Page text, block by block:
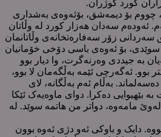
کورد کوژران.
چووم بۆ دیمەشق، بۆئەوەی بەشداری
ئەودەم سەدان هەزار کورد لە وڵاتان
سەردانی زۆر سەفارەتخانەی وڵاتانمان
سوێدی، بۆ ئەوەی باسی دۆخی خۆمانیان
بە جیددی وەرنەگرت، وا دیار بوو
بوو. ئەگەرچی ئێمە بەڵگەمان لا بوو،
بەڵام ئەم بەڵگانە، لای
بێهیوایی دەکرا. دوای ماوەیەک ئێکا
مامەوە، دواتر من هاتمە سوێد. لە
دایک و باوکی ئەو دژی ئەوە بوون